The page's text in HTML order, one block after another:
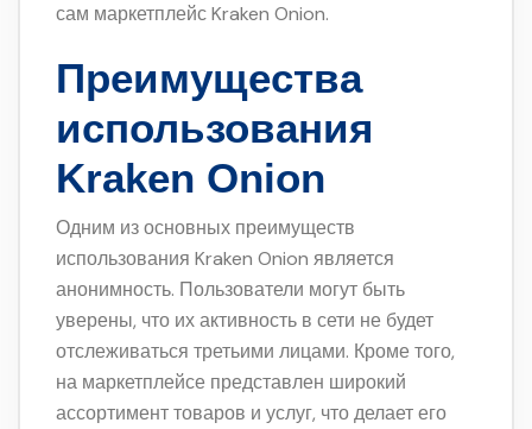
сам маркетплейс Kraken Onion.
Преимущества
использования
Kraken Onion
Одним из основных преимуществ
использования Kraken Onion является
анонимность. Пользователи могут быть
уверены, что их активность в сети не будет
отслеживаться третьими лицами. Кроме того,
на маркетплейсе представлен широкий
ассортимент товаров и услуг, что делает его